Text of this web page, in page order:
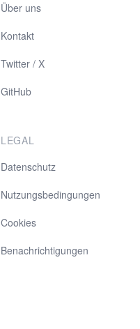
Über uns
Kontakt
Twitter / X
GitHub
LEGAL
Datenschutz
Nutzungsbedingungen
Cookies
Benachrichtigungen